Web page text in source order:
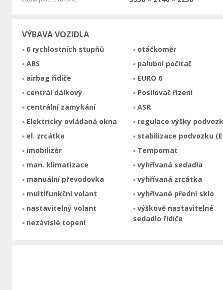
VÝBAVA VOZIDLA
6 rychlostních stupňů
ABS
airbag řidiče
centrál dálkový
centrální zamykání
Elektricky ovládaná okna
el. zrcátka
imobilizér
man. klimatizace
manuální převodovka
multifunkční volant
nastavitelný volant
nezávislé topení
otáčkoměr
palubní počítač
EURO 6
Posilovač řízení
ASR
regulace výšky
stabilizace podvozku
Tempomat
vyhřívaná sedadla
vyhřívaná zrcátka
vyhřívané přední sklo
výškově nastavitelné
sedadlo řidiče